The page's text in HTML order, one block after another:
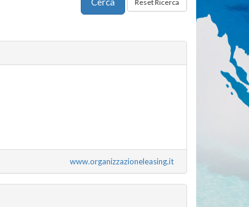
www.organizzazioneleasing.it